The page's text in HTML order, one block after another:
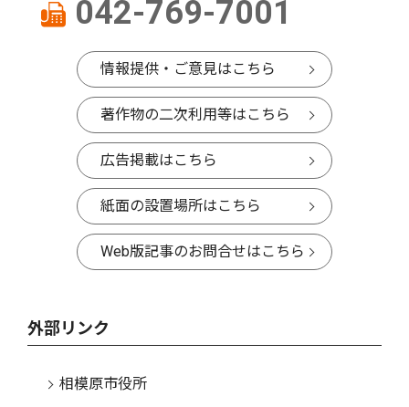
042-769-7001
情報提供・ご意見はこちら
著作物の二次利用等はこちら
広告掲載はこちら
紙面の設置場所はこちら
Web版記事のお問合せはこちら
外部リンク
相模原市役所